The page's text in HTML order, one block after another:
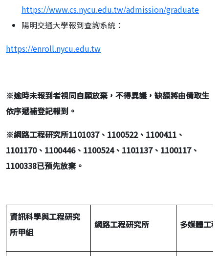
https://www.cs.nycu.edu.tw/admission/graduate
陽明交通大學報到查詢系統：
https://enroll.nycu.edu.tw
※逾時未報到者視同自願放棄，不得異議，缺額將由備取生
依序遞補登記報到。
※網路工程研究所1101037、 1100522、 1100411 、
1101170、 1100446、 1100524、 1101137、 1100117、
1100338已預先放棄 。
資訊科學與工程研究
所甲組
網路工程研究所 多媒體工